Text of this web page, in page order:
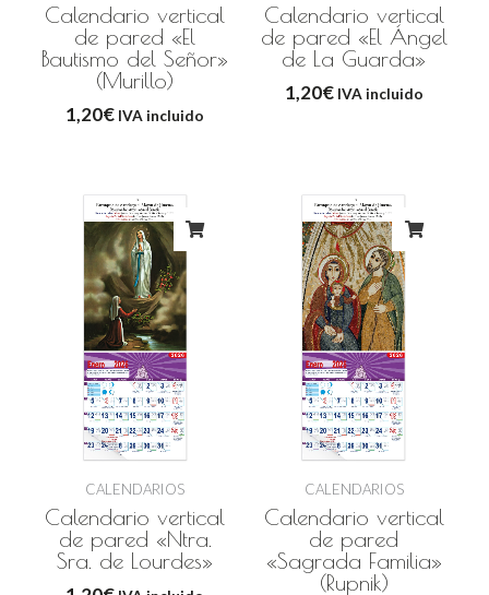
Calendario vertical
de pared «El
Bautismo del Señor»
(Murillo)
1,20€ IVA incluido
Calendario vertical
de pared «El Ángel
de La Guarda»
1,20€ IVA incluido
CALENDARIOS
Calendario vertical
de pared «Ntra.
Sra. de Lourdes»
CALENDARIOS
Calendario vertical
de pared
«Sagrada Familia»
(Rupnik)